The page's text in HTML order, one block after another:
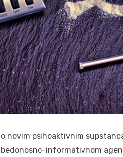
novim psihoaktivnim
informativnom